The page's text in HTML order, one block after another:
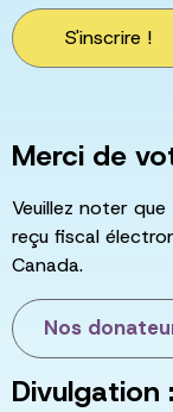
S'inscrire !
Merci de
Veuillez noter
reçu fiscal
Canada.
Nos
Divulgation :